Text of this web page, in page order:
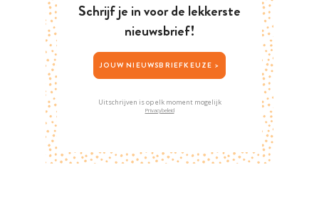
Schrijf je in voor de lekkerste
nieuwsbrief!
JOUW NIEUWSBRIEFKEUZE >
Uitschrijven is op elk moment mogelijk
Privacybeleid